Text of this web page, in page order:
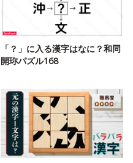
「？」に入る漢字はなに？和同
開珎パズル168